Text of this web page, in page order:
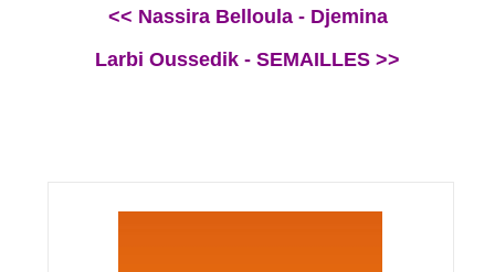
<< Nassira Belloula - Djemina
Larbi Oussedik - SEMAILLES >>